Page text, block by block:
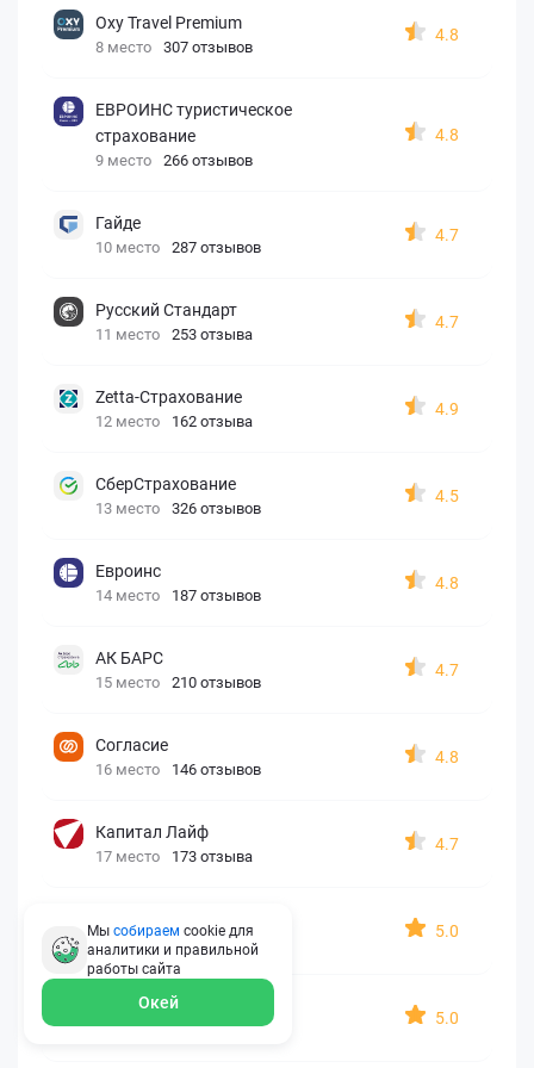
Oxy Travel Premium
8 место 307 отзывов
4.8
ЕВРОИНС туристическое
страхование
9 место 266 отзывов
4.8
Гайде
10 место 287 отзывов
4.7
Русский Стандарт
11 место 253 отзыва
4.7
Zetta-Страхование
12 место 162 отзыва
4.9
СберСтрахование
13 место 326 отзывов
4.5
Евроинс
14 место 187 отзывов
4.8
АК БАРС
15 место 210 отзывов
4.7
Согласие
16 место 146 отзывов
4.8
Капитал Лайф
17 место 173 отзыва
4.7
18 место 30 отзывов
5.0
Д2 Страхование
19 место 10 отзывов
5.0
Мы собираем cookie для
аналитики и правильной
работы сайта
Окей